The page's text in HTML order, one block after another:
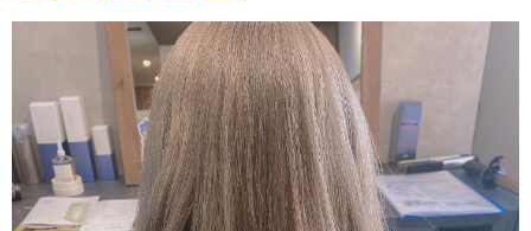
有